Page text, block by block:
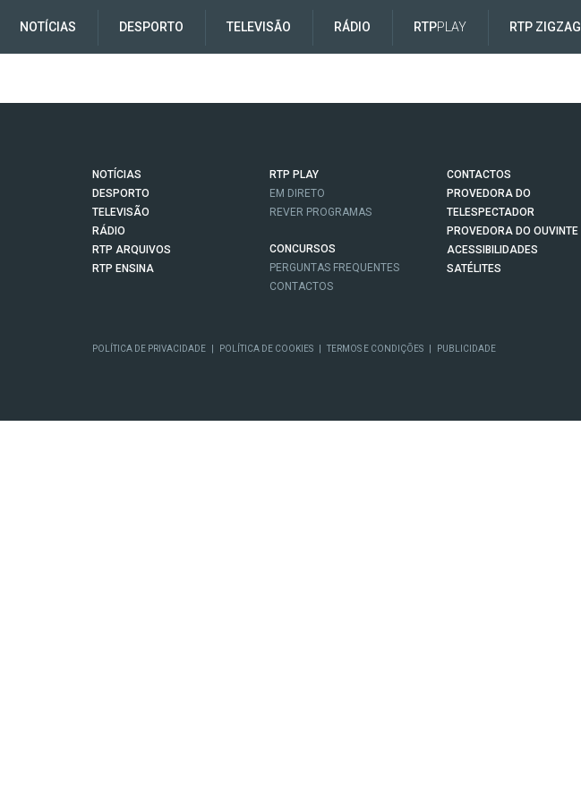
NOTÍCIAS DESPORTO TELEVISÃO RÁDIO RTPPLAY RTP ZIGZAG
NOTÍCIAS
DESPORTO
TELEVISÃO
RÁDIO
RTP ARQUIVOS
RTP ENSINA
RTP PLAY
EM DIRETO
REVER PROGRAMAS
CONCURSOS
PERGUNTAS FREQUENTES
CONTACTOS
CONTACTOS
PROVEDORA DO
TELESPECTADOR
PROVEDORA DO OUVINTE
ACESSIBILIDADES
SATÉLITES
POLÍTICA DE PRIVACIDADE POLÍTICA DE COOKIES TERMOS E CONDIÇÕES PUBLICIDADE